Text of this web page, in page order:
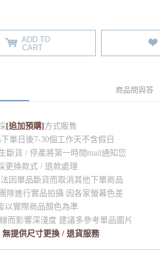
ADD TO
CART
商品問與答
[追加預購]方式販售
單日後7-30個工作天不含假日
斷貨 / 停產將第一時間mail通知您
更換款式 / 退款處理
因單品斷貨而取消其他下單商品
隊進行實品拍攝 因各家螢幕色差
以實際商品顏色為準
而影響深淺度 建議多參考單品圖片
無提供尺寸更換 / 退貨服務